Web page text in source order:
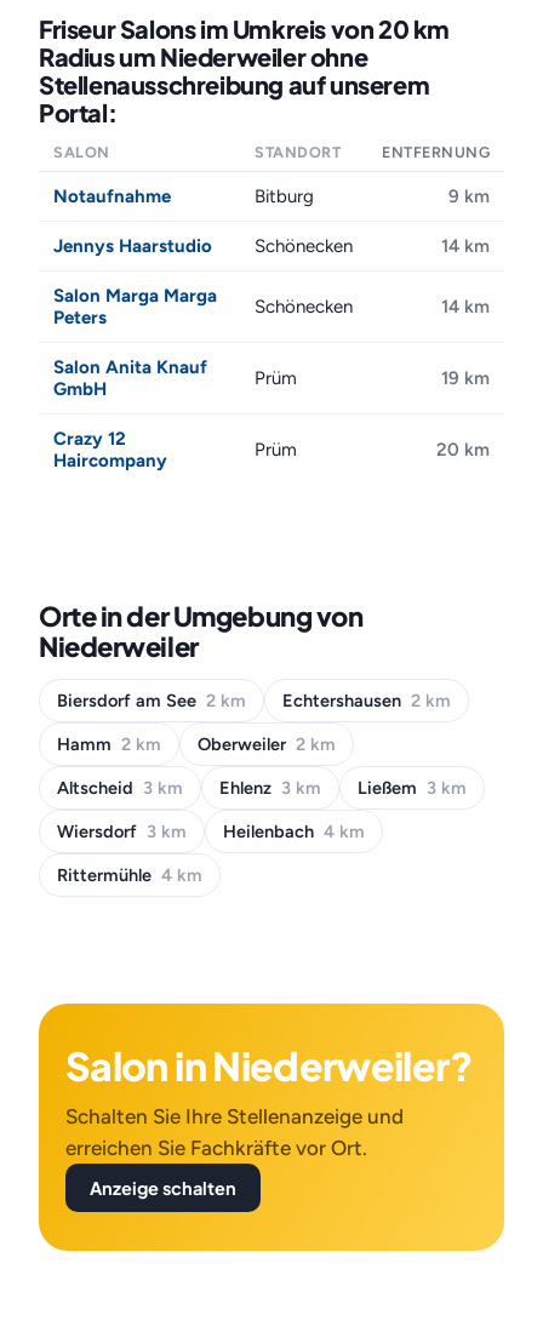
Friseur Salons im Umkreis von 20 km
Radius um Niederweiler ohne
Stellenausschreibung auf unserem
Portal:
SALON STANDORT ENTFERNUNG
Notaufnahme Bitburg 9 km
Jennys Haarstudio Schönecken 14 km
Salon Marga Marga
Peters
Schönecken 14 km
Salon Anita Knauf
GmbH
Prüm 19 km
Crazy 12
Haircompany
Prüm 20 km
Orte in der Umgebung von
Niederweiler
Biersdorf am See 2 km Echtershausen 2 km
Hamm 2 km Oberweiler 2 km
Altscheid 3 km Ehlenz 3 km Ließem 3 km
Wiersdorf 3 km Heilenbach 4 km
Rittermühle 4 km
Salon in Niederweiler?
Schalten Sie Ihre Stellenanzeige und
erreichen Sie Fachkräfte vor Ort.
Anzeige schalten